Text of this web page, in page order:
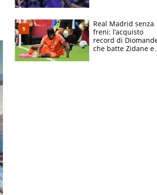
Real Madrid senza
freni: l’acquisto
record di
che batte Zidane e